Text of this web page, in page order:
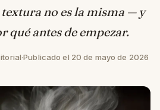
textura no es la misma — y
qué antes de empezar.
·Publicado el 20 de mayo de 2026